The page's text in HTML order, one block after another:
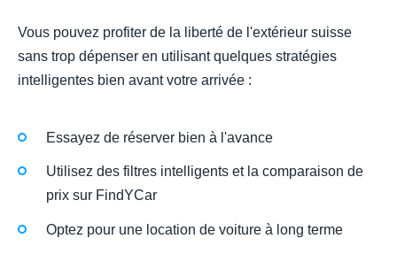
Vous pouvez profiter de la liberté de l'extérieur suisse
sans trop dépenser en utilisant quelques stratégies
intelligentes bien avant votre arrivée :
Essayez de réserver bien à l'avance
Utilisez des filtres intelligents et la comparaison de
prix sur FindYCar
Optez pour une location de voiture à long terme